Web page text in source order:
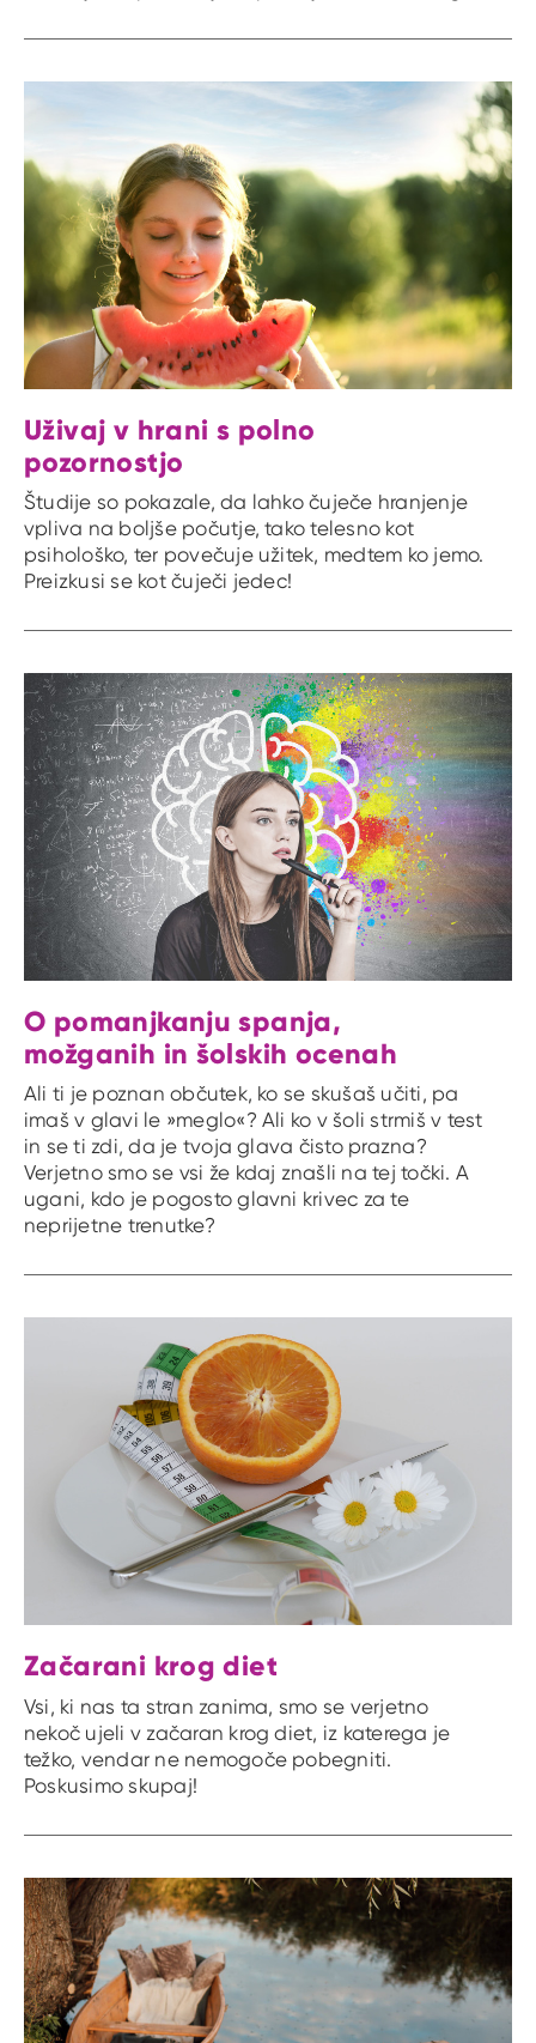
Uživaj v hrani s polno
pozornostjo
Študije so pokazale, da lahko čuječe hranjenje
vpliva na boljše počutje, tako telesno kot
psihološko, ter povečuje užitek, medtem ko jemo.
Preizkusi se kot čuječi jedec!
O pomanjkanju spanja,
možganih in šolskih ocenah
Ali ti je poznan občutek, ko se skušaš učiti, pa
imaš v glavi le »meglo«? Ali ko v šoli strmiš v test
in se ti zdi, da je tvoja glava čisto prazna?
Verjetno smo se vsi že kdaj znašli na tej točki. A
ugani, kdo je pogosto glavni krivec za te
neprijetne trenutke?
Začarani krog diet
Vsi, ki nas ta stran zanima, smo se verjetno
nekoč ujeli v začaran krog diet, iz katerega je
težko, vendar ne nemogoče pobegniti.
Poskusimo skupaj!